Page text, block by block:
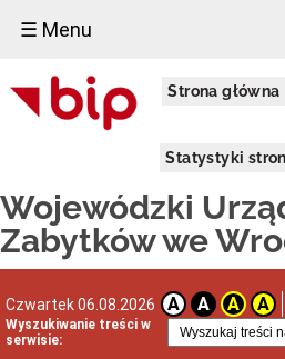
☰ Menu
Strona główna
Statystyki stron
Wojewódzki
Zabytków we
Czwartek 06.08.2026 A A A A
Wyszukiwanie treści w
serwisie:
Dostępność
Deklaracja
dostępności
realizowanym
projekcie
dofinansowanym
Europejskich
Delegatury